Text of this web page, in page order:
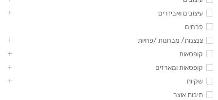
עיצובים ואביזרים
פרחים
צנצנות/ מבחנות /פחיות
קופסאות
קופסאות ומארזים
שקיות
תיבות אוצר